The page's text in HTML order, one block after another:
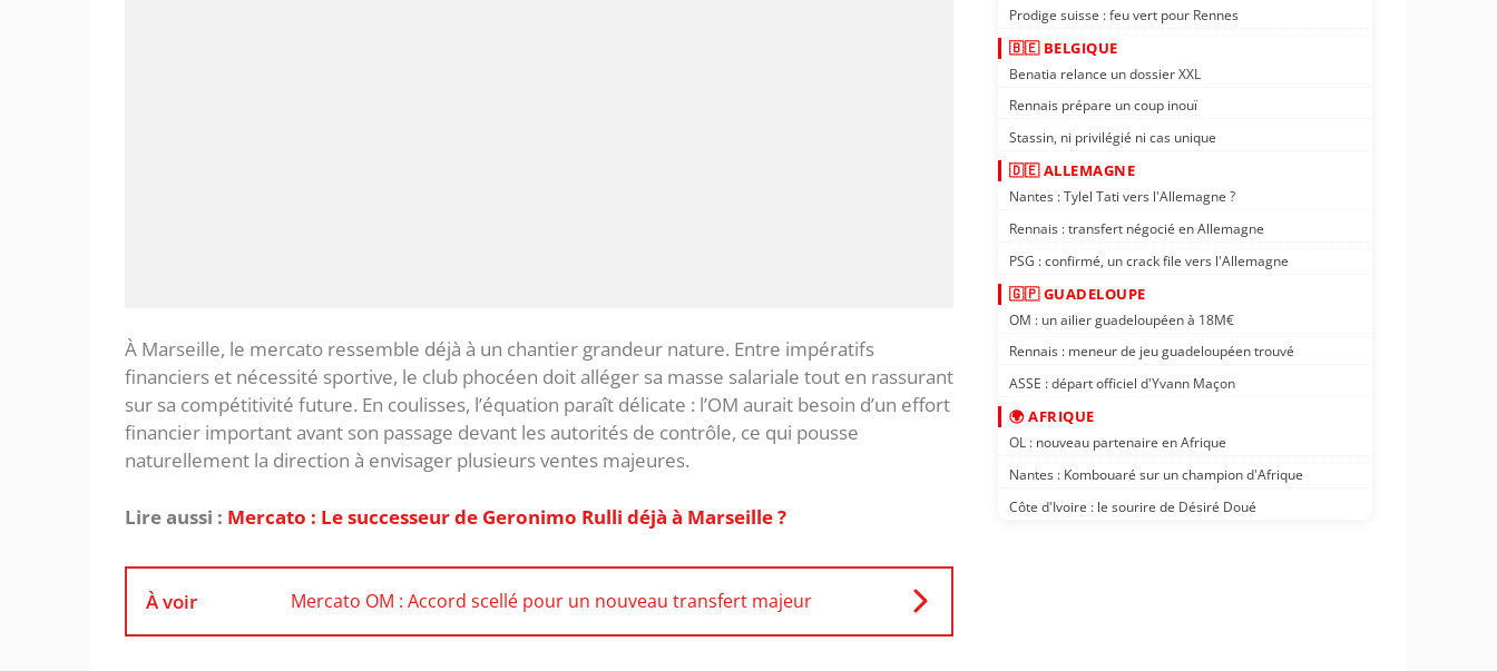
‎À Marseille, le mercato ressemble déjà à un chantier grandeur nature. Entre impératifs
financiers et nécessité sportive, le club phocéen doit alléger sa masse salariale tout en rassurant
sur sa compétitivité future. En coulisses, l’équation paraît délicate : l’OM aurait besoin d’un effort
financier important avant son passage devant les autorités de contrôle, ce qui pousse
naturellement la direction à envisager plusieurs ventes majeures.
Lire aussi : Mercato : Le successeur de Geronimo Rulli déjà à Marseille ?
À voir Mercato OM : Accord scellé pour un nouveau transfert majeur
Prodige suisse : feu vert pour Rennes
🇧🇪 BELGIQUE
Benatia relance un dossier XXL
Rennais prépare un coup inouï
Stassin, ni privilégié ni cas unique
🇩🇪 ALLEMAGNE
Nantes : Tylel Tati vers l'Allemagne ?
Rennais : transfert négocié en Allemagne
PSG : confirmé, un crack file vers l'Allemagne
🇬🇵 GUADELOUPE
OM : un ailier guadeloupéen à 18M€
Rennais : meneur de jeu guadeloupéen trouvé
ASSE : départ officiel d'Yvann Maçon
🌍 AFRIQUE
OL : nouveau partenaire en Afrique
Nantes : Kombouaré sur un champion d'Afrique
Côte d'Ivoire : le sourire de Désiré Doué